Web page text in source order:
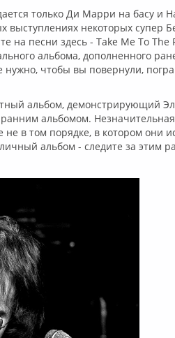
только Ди Марри на басу и
выступлениях некоторых супер
на песни здесь - Take Me To The
альбома, дополненного
чтобы вы повернули,
альбом, демонстрирующий
альбомом.
в том порядке, в котором они
альбом - следите за этим